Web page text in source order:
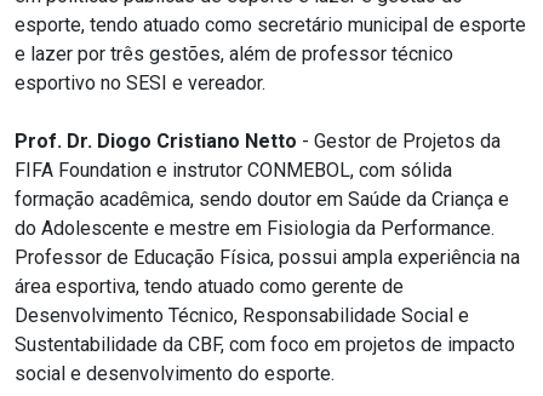
esporte, tendo atuado como secretário municipal de esporte
e lazer por três gestões, além de professor técnico
esportivo no SESI e vereador.
Prof. Dr. Diogo Cristiano Netto - Gestor de Projetos da
FIFA Foundation e instrutor CONMEBOL, com sólida
formação acadêmica, sendo doutor em Saúde da Criança e
do Adolescente e mestre em Fisiologia da Performance.
Professor de Educação Física, possui ampla experiência na
área esportiva, tendo atuado como gerente de
Desenvolvimento Técnico, Responsabilidade Social e
Sustentabilidade da CBF, com foco em projetos de impacto
social e desenvolvimento do esporte.